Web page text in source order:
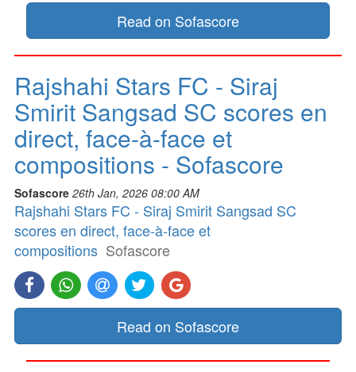
Read on Sofascore
Rajshahi Stars FC - Siraj
Smirit Sangsad SC scores en
direct, face-à-face et
compositions - Sofascore
Sofascore 26th Jan, 2026 08:00 AM
Rajshahi Stars FC - Siraj Smirit Sangsad SC
scores en direct, face-à-face et
compositions Sofascore
Read on Sofascore